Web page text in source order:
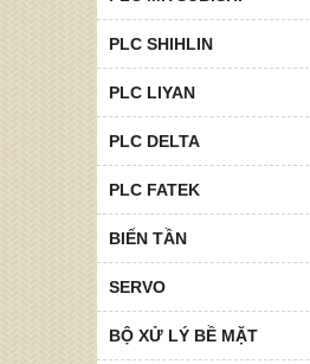
PLC SHIHLIN
PLC LIYAN
PLC DELTA
PLC FATEK
BIẾN TẦN
SERVO
BỘ XỬ LÝ BỀ MẶT